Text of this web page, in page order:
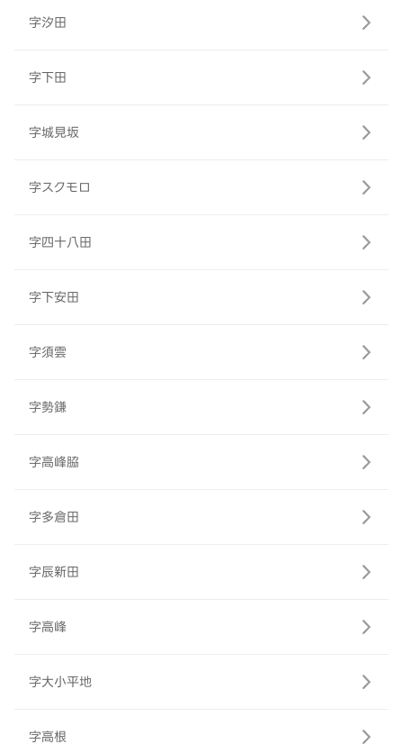
字汐田
字下田
字城見坂
字スクモロ
字四十八田
字下安田
字須雲
字勢鎌
字高峰脇
字多倉田
字辰新田
字高峰
字大小平地
字高根